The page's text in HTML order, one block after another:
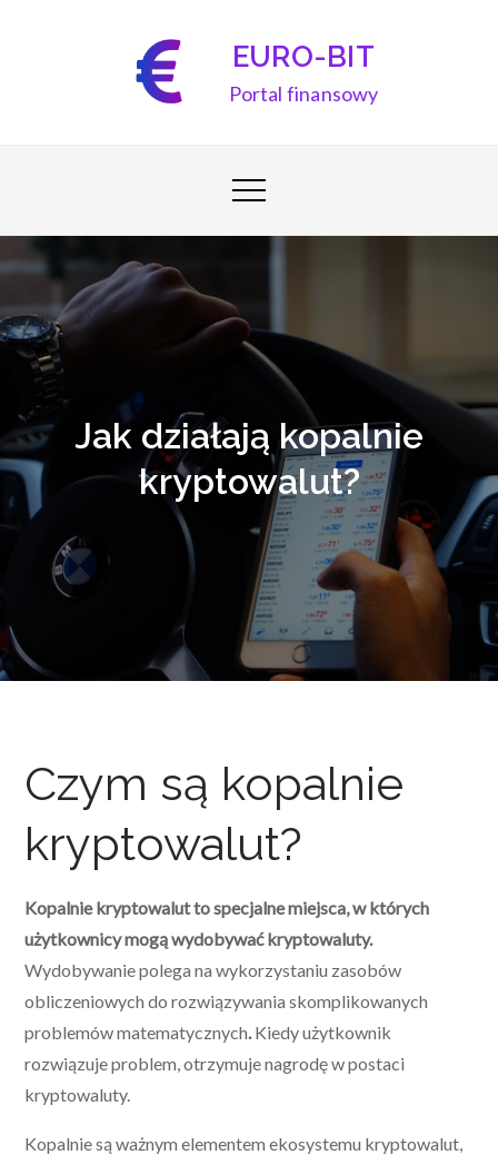
EURO-BIT
Portal finansowy
Jak działają kopalnie
kryptowalut?
Czym są kopalnie
kryptowalut?
Kopalnie kryptowalut to specjalne miejsca, w których
użytkownicy mogą wydobywać kryptowaluty.
Wydobywanie polega na wykorzystaniu zasobów
obliczeniowych do rozwiązywania skomplikowanych
problemów matematycznych.Kiedy użytkownik
rozwiązuje problem, otrzymuje nagrodę w postaci
kryptowaluty.
Kopalnie są ważnym elementem ekosystemu kryptowalut,